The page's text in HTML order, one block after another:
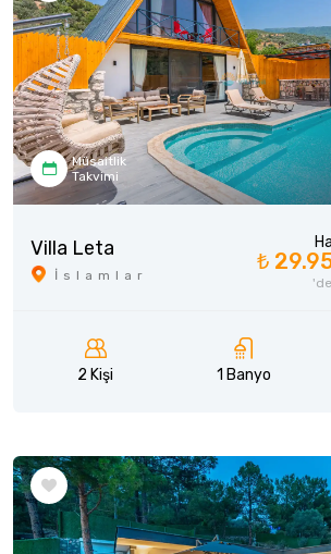
Müsaitlik
Takvimi
Villa Leta
İslamlar
₺
2 Kişi 1 Banyo